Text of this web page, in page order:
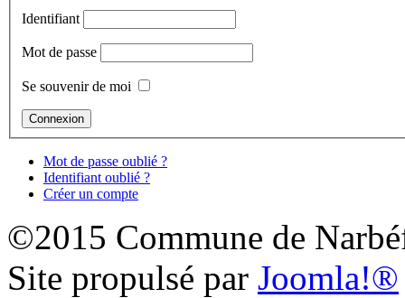
Identifiant
Mot de passe
Se souvenir de moi
Mot de passe oublié ?
Identifiant oublié ?
Créer un compte
©2015 Commune de
Site propulsé par Joomla!®